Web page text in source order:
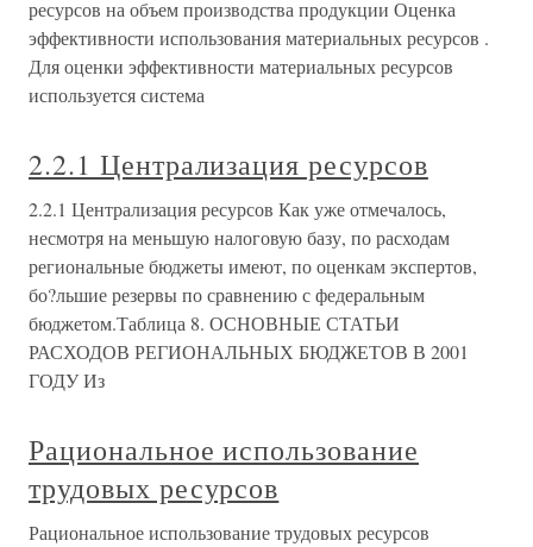
ресурсов на объем производства продукции Оценка
эффективности использования материальных ресурсов .
Для оценки эффективности материальных ресурсов
используется система
2.2.1 Централизация ресурсов
2.2.1 Централизация ресурсов Как уже отмечалось,
несмотря на меньшую налоговую базу, по расходам
региональные бюджеты имеют, по оценкам экспертов,
бо?льшие резервы по сравнению с федеральным
бюджетом.Таблица 8. ОСНОВНЫЕ СТАТЬИ
РАСХОДОВ РЕГИОНАЛЬНЫХ БЮДЖЕТОВ В 2001
ГОДУ Из
Рациональное использование
трудовых ресурсов
Рациональное использование трудовых ресурсов